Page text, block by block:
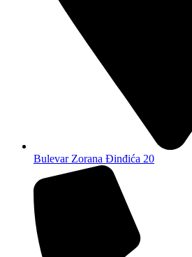
Bulevar Zorana Đinđića 20